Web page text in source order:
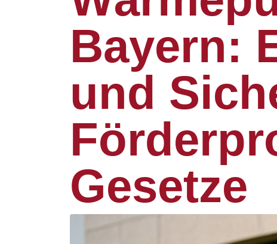
Bayern:
und
Gesetze